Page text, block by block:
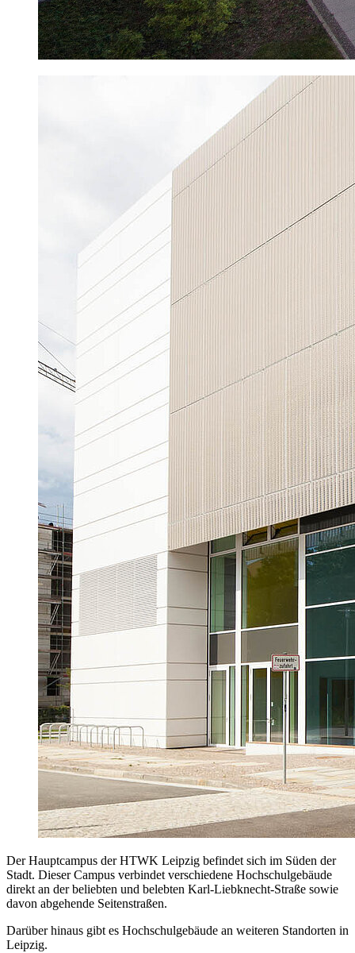
Der Hauptcampus der HTWK Leipzig befindet sich im Süden der
Stadt. Dieser Campus verbindet verschiedene Hochschulgebäude
direkt an der beliebten und belebten Karl-Liebknecht-Straße sowie
davon abgehende Seitenstraßen.
Darüber hinaus gibt es Hochschulgebäude an weiteren Standorten in
Leipzig.